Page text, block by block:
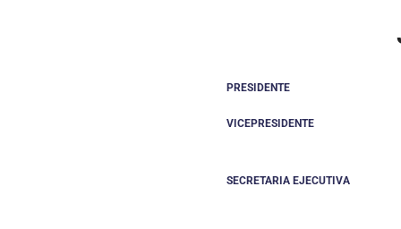
PRESIDENTE
VICEPRESIDENTE
SECRETARIA EJECUTIVA